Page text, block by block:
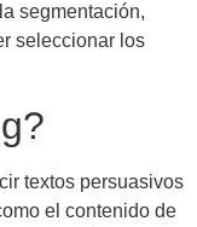
segmentación,
seleccionar los
textos persuasivos
el contenido de